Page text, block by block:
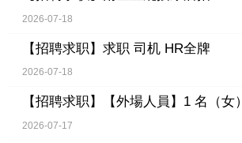
2026-07-18
【招聘求职】 求职 司机 HR全牌
2026-07-18
【招聘求职】 【外場人員】1 名（女）
2026-07-17